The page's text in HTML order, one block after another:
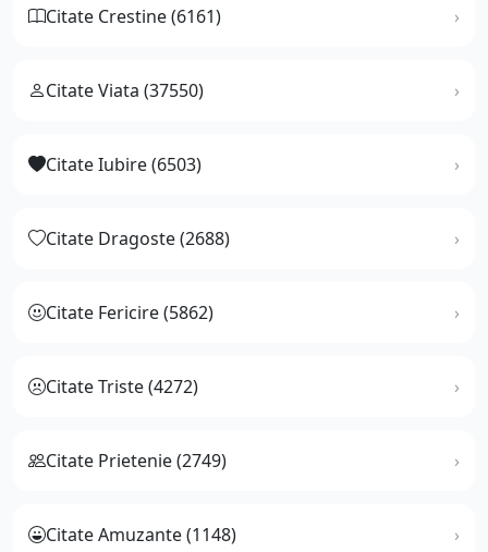
Citate Crestine (6161)
Citate Viata (37550)
Citate Iubire (6503)
Citate Dragoste (2688)
Citate Fericire (5862)
Citate Triste (4272)
Citate Prietenie (2749)
Citate Amuzante (1148)